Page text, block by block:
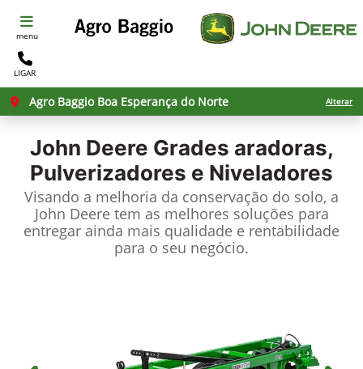
menu
LIGAR
Agro Baggio Boa Esperança do Norte Alterar
John Deere Grades aradoras,
Pulverizadores e Niveladores
Visando a melhoria da conservação do solo, a
John Deere tem as melhores soluções para
entregar ainda mais qualidade e rentabilidade
para o seu negócio.